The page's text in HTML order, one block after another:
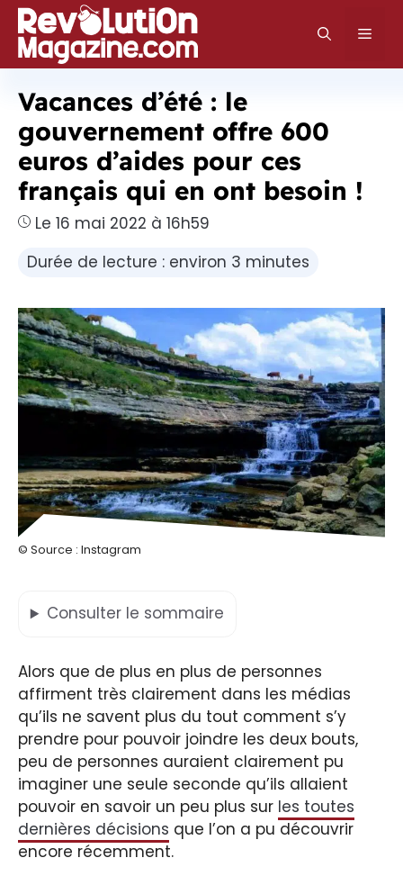
Aller
au
contenu
Vacances d’été : le
gouvernement offre 600
euros d’aides pour ces
français qui en ont besoin !
Le 16 mai 2022 à 16h59
Durée de lecture : environ 3 minutes
© Source : Instagram
Consulter le sommaire
Alors que de plus en plus de personnes
affirment très clairement dans les médias
qu’ils ne savent plus du tout comment s’y
prendre pour pouvoir joindre les deux bouts,
peu de personnes auraient clairement pu
imaginer une seule seconde qu’ils allaient
pouvoir en savoir un peu plus sur les toutes
dernières décisions que l’on a pu découvrir
encore récemment.